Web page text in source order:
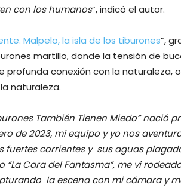
con los humanos”, indicó el autor.
Malpelo, la isla de los tiburones”,
martillo, donde la tensión de
conexión con la naturaleza,
naturaleza.
También Tienen Miedo” nació
de 2023, mi equipo y yo nos
fuertes corrientes y sus aguas
Cara del Fantasma”, me vi
la escena con mi cámara y